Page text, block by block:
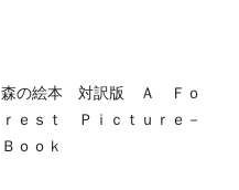
森の絵本 対訳版 Ａ Ｆｏ
ｒｅｓｔ Ｐｉｃｔｕｒｅ－
Ｂｏｏｋ